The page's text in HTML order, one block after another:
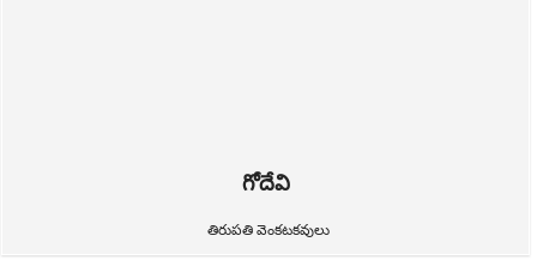
గోదేవి
తిరుపతి వెంకటకవులు